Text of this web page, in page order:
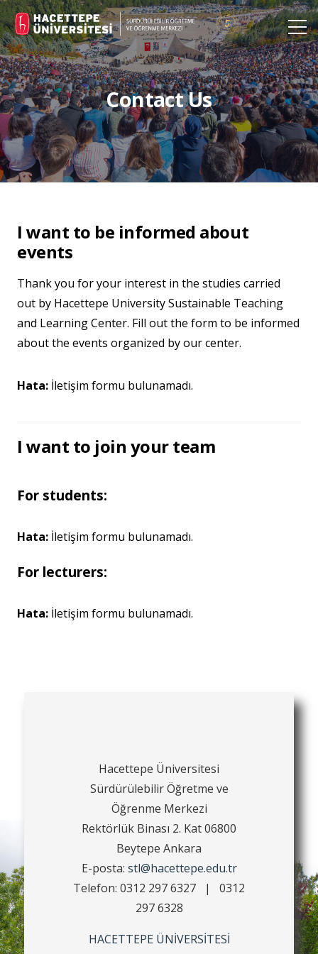
Contact Us
I want to be informed about
events
Thank you for your interest in the studies carried
out by Hacettepe University Sustainable Teaching
and Learning Center. Fill out the form to be informed
about the events organized by our center.
Hata: İletişim formu bulunamadı.
I want to join your team
For students:
Hata: İletişim formu bulunamadı.
For lecturers:
Hata: İletişim formu bulunamadı.
Hacettepe Üniversitesi
Sürdürülebilir Öğretme ve
Öğrenme Merkezi
Rektörlük Binası 2. Kat 06800
Beytepe Ankara
E-posta: stl@hacettepe.edu.tr
Telefon: 0312 297 6327 | 0312
297 6328
HACETTEPE ÜNİVERSİTESİ